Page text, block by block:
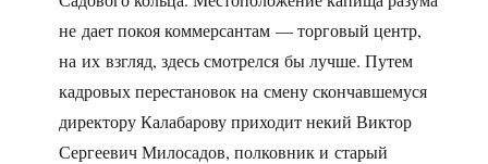
не дает покоя коммерсантам — торговый центр,
на их взгляд, здесь смотрелся бы лучше. Путем
кадровых перестановок на смену скончавшемуся
директору Калабарову приходит некий Виктор
Сергеевич Милосадов, полковник и старый